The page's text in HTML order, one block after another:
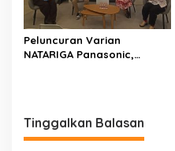
Peluncuran Varian
NATARIGA Panasonic,
Tinggalkan Balasan